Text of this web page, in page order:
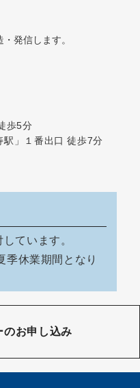
発信します。
歩5分
」１番出口 徒歩7分
ています。
季休業期間となり
のお申し込み